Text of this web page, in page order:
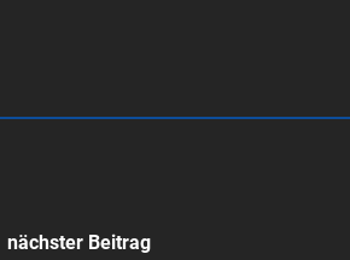
nächster Beitrag